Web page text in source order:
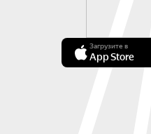
Загрузите в
App Store